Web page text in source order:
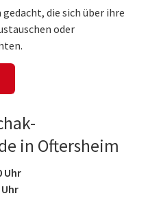
die sich über ihre
oder
in Oftersheim
Uhr
Uhr